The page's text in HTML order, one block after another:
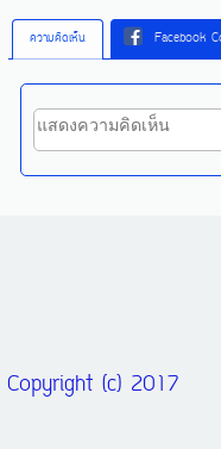
ความคิดเห็น Facebook
Copyright (c) 2017